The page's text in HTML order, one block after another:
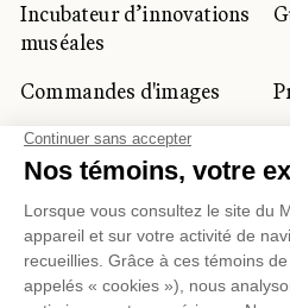
Incubateur d’innovations
muséales
Commandes d'images
Prix Lynne-Cohen
CLIENTÈLE
ET PRIVÉE